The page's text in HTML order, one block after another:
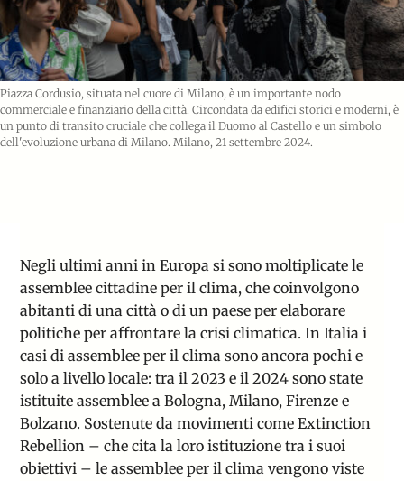
Piazza Cordusio, situata nel cuore di Milano, è un importante nodo
commerciale e finanziario della città. Circondata da edifici storici e moderni, è
un punto di transito cruciale che collega il Duomo al Castello e un simbolo
dell'evoluzione urbana di Milano. Milano, 21 settembre 2024.
Negli ultimi anni in Europa si sono moltiplicate le
assemblee cittadine per il clima, che coinvolgono
abitanti di una città o di un paese per elaborare
politiche per affrontare la crisi climatica. In Italia i
casi di assemblee per il clima sono ancora pochi e
solo a livello locale: tra il 2023 e il 2024 sono state
istituite assemblee aBologna, Milano, Firenze e
Bolzano. Sostenute da movimenti come Extinction
Rebellion – che cita la loro istituzione tra i suoi
obiettivi – le assemblee per il clima vengono viste